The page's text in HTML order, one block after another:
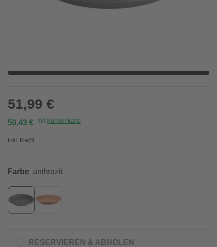
51,99 €
50,43 € mit Kundenkarte
Inkl. MwSt.
Farbe anthrazit
RESERVIEREN & ABHOLEN